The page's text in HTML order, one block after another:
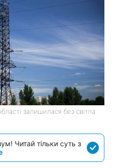
залишилася без світла
Читай тільки суть з